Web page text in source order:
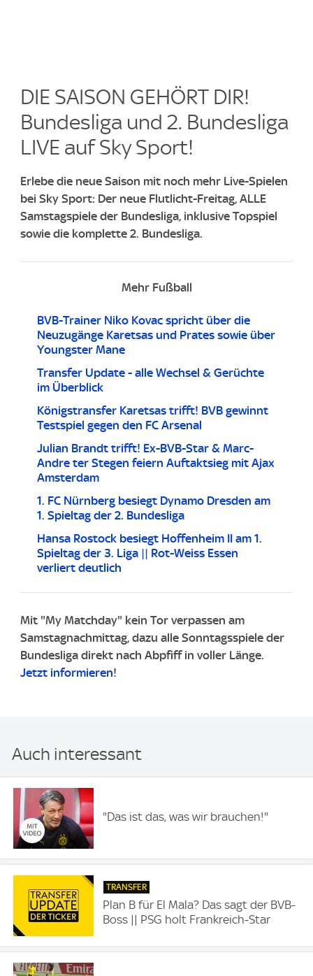
DIE SAISON GEHÖRT DIR!
Bundesliga und 2. Bundesliga
LIVE auf Sky Sport!​
Erlebe die neue Saison mit noch mehr Live-Spielen
bei Sky Sport: Der neue Flutlicht-Freitag, ALLE
Samstagspiele der Bundesliga, inklusive Topspiel
sowie die komplette 2. Bundesliga.
Mehr Fußball
BVB-Trainer Niko Kovac spricht über die
Neuzugänge Karetsas und Prates sowie über
Youngster Mane
Transfer Update - alle Wechsel & Gerüchte
im Überblick
Königstransfer Karetsas trifft! BVB gewinnt
Testspiel gegen den FC Arsenal
Julian Brandt trifft! Ex-BVB-Star & Marc-
Andre ter Stegen feiern Auftaktsieg mit Ajax
Amsterdam
1. FC Nürnberg besiegt Dynamo Dresden am
1. Spieltag der 2. Bundesliga
Hansa Rostock besiegt Hoffenheim II am 1.
Spieltag der 3. Liga || Rot-Weiss Essen
verliert deutlich
Mit "My Matchday" kein Tor verpassen am
Samstagnachmittag, dazu alle Sonntagsspiele der
Bundesliga direkt nach Abpfiff in voller Länge.
Jetzt informieren!
Auch interessant
"Das ist das, was wir brauchen!"
TRANSFER
Plan B für El Mala? Das sagt der BVB-
Boss || PSG holt Frankreich-Star